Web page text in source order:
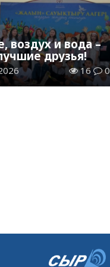
воздух и вода –
друзья!
16 0